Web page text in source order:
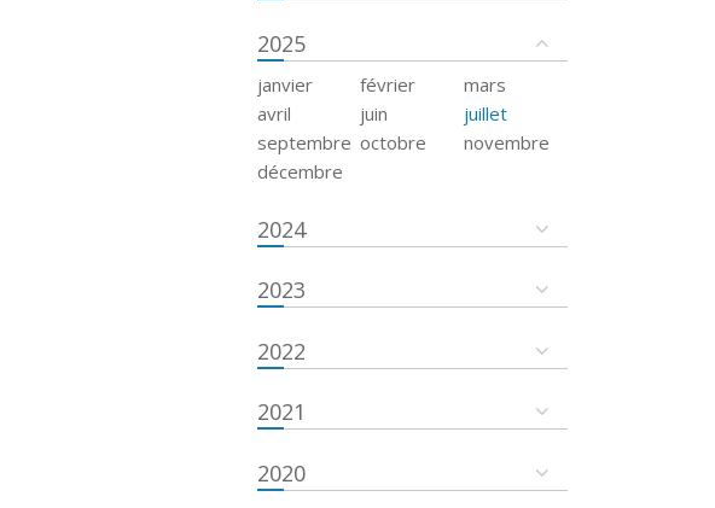
2025
janvier février
mars
avril
juin
juillet
septembre octobre
novembre
décembre
2024
2023
2022
2021
2020